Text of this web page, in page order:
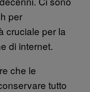
per
cruciale per la
di internet.
che le
tutto